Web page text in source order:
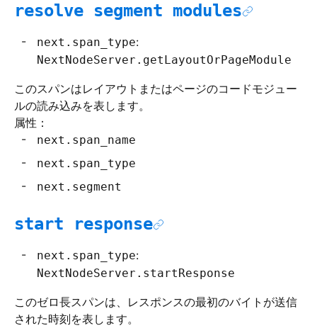
resolve segment modules
next.span_type:
NextNodeServer.getLayoutOrPageModule
このスパンはレイアウトまたはページのコードモジュー
ルの読み込みを表します。
属性：
next.span_name
next.span_type
next.segment
start response
next.span_type:
NextNodeServer.startResponse
このゼロ長スパンは、レスポンスの最初のバイトが送信
された時刻を表します。